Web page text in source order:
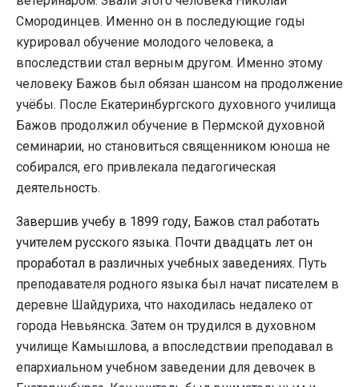
Смородинцев. Именно он в последующие годы
курировал обучение молодого человека, а
впоследствии стал верным другом. Именно этому
человеку Бажов был обязан шансом на продолжение
учёбы. После Екатеринбургского духовного училища
Бажов продолжил обучение в Пермской духовной
семинарии, но становиться священником юноша не
собирался, его привлекала педагогическая
деятельность.
Завершив учебу в 1899 году, Бажов стал работать
учителем русского языка. Почти двадцать лет он
проработал в различных учебных заведениях. Путь
преподавателя родного языка был начат писателем в
деревне Шайдуриха, что находилась недалеко от
города Невьянска. Затем он трудился в духовном
училище Камышлова, а впоследствии преподавал в
епархиальном учебном заведении для девочек в